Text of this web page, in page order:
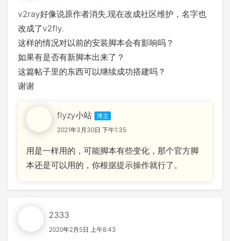
v2ray好像说原作者消失,现在改成社区维护，名字也
改成了v2fly.
这样的情况对以前的安装脚本会有影响吗？
如果有是否有新脚本出来了？
这篇帖子里的东西可以继续成功搭建吗？
谢谢
flyzy小站
2021年3月30日 下午1:35
用是一样用的，可能脚本有些变化，那个官方脚
本还是可以用的，你根据提示操作就行了。
2333
2020年2月5日 上午8:43